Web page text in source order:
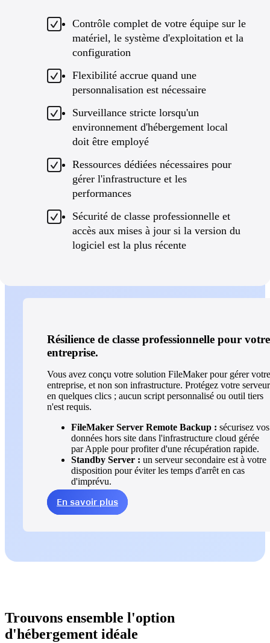
Contrôle complet de votre équipe sur le
matériel, le système d'exploitation et la
configuration
Flexibilité accrue quand une
personnalisation est nécessaire
Surveillance stricte lorsqu'un
environnement d'hébergement local
doit être employé
Ressources dédiées nécessaires pour
gérer l'infrastructure et les
performances
Sécurité de classe professionnelle et
accès aux mises à jour si la version du
logiciel est la plus récente
Résilience de classe professionnelle pour votre
entreprise.
Vous avez conçu votre solution FileMaker pour gérer votre
entreprise, et non son infrastructure. Protégez votre serveur
en quelques clics ; aucun script personnalisé ou outil tiers
n'est requis.
FileMaker Server Remote Backup : sécurisez vos
données hors site dans l'infrastructure cloud gérée
par Apple pour profiter d'une récupération rapide.
Standby Server : un serveur secondaire est à votre
disposition pour éviter les temps d'arrêt en cas
d'imprévu.
En savoir plus
Trouvons ensemble l'option
d'hébergement idéale